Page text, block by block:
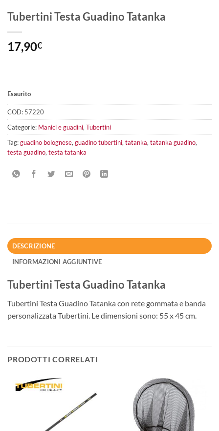
Tubertini Testa Guadino Tatanka
17,90€
Esaurito
COD: 57220
Categorie: Manici e guadini, Tubertini
Tag:guadino bolognese, guadino tubertini, tatanka, tatanka guadino,
testa guadino, testa tatanka
DESCRIZIONE
INFORMAZIONI AGGIUNTIVE
Tubertini Testa Guadino Tatanka
Tubertini Testa Guadino Tatanka con rete gommata e banda
personalizzata Tubertini. Le dimensioni sono: 55 x 45 cm.
PRODOTTI CORRELATI